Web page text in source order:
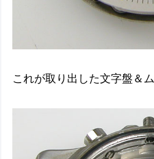
これが取り出した文字盤＆